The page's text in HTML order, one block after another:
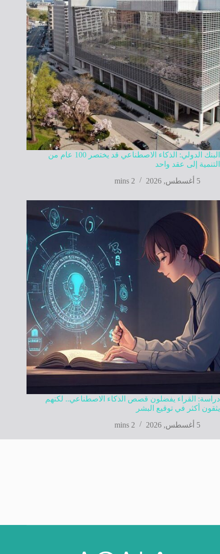
البنك الدولي: الذكاء الاصطناعي قد يختصر 100 عام من
التنمية إلى عقد واحد
5 أغسطس, 2026
2 mins
دراسة: القراء يفضلون قصص الذكاء الاصطناعي.. لكنهم
يثقون أكثر في توقيع البشر
5 أغسطس, 2026
2 mins